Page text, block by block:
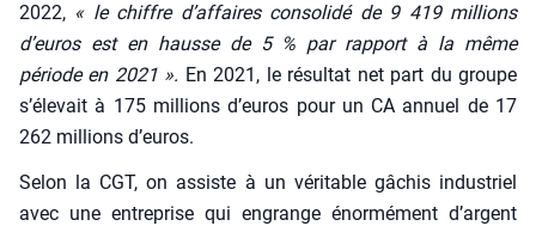
2022, « le chiffre d’affaires conso­li­dé de 9 419 mil­lions
d’euros est en hausse de 5 % par rap­port à la même
période en 2021 ». En 2021, le résul­tat net part du groupe
s’élevait à 175 mil­lions d’euros pour un CA annuel de 17
262 mil­lions d’euros.
Selon la CGT, on assiste à un véri­table gâchis indus­triel
avec une entre­prise qui engrange énor­mé­ment d’argent